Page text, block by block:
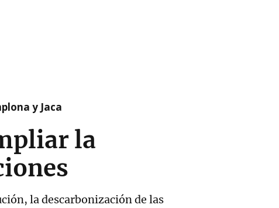
y Jaca
la
la descarbonización de las